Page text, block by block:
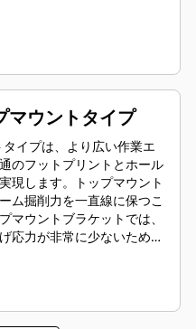
マウントタイプ
イプは、より広い作業エ
のフットプリントとホール
現します。トップマウント
ム掘削力を一直線に保つこ
マウントブラケットでは、
応力が非常に少ないため、